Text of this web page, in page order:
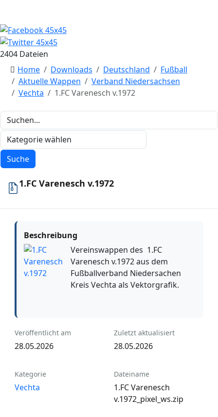
2404 Dateien
Home
Downloads Deutschland
Fußball
Aktuelle Wappen
Verband Niedersachsen
Vechta
1.FC Varenesch v.1972
1.FC Varenesch v.1972
Beschreibung
Vereinswappen des 1.FC
Varenesch v.1972 aus dem
Fußballverband Niedersachen
Kreis Vechta als Vektorgrafik.
Veröffentlicht am
28.05.2026
Zuletzt aktualisiert
28.05.2026
Kategorie
Vechta
Dateiname
1.FC Varenesch
v.1972_pixel_ws.zip